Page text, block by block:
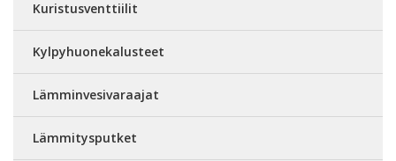
Kuristusventtiilit
Kylpyhuonekalusteet
Lämminvesivaraajat
Lämmitysputket